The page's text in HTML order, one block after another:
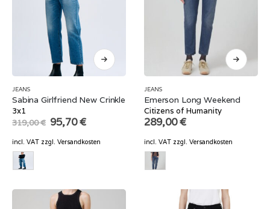
JEANS
Sabina Girlfriend New Crinkle
3x1
319,00€ Original
price
was:
319,00 €.
95,70€Current
is:
incl. VAT zzgl. Versandkosten
JEANS
Emerson Long Weekend
Citizens of Humanity
289,00€
incl. VAT zzgl. Versandkosten